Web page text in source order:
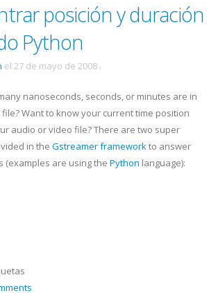
posición y duración
Python
el 27 de mayo de 2008 .
nanoseconds, seconds, or minutes are in
Want to know your current time position
audio or video file? There are two super
in the Gstreamerframeworkto answer
(examples are using the Python language):